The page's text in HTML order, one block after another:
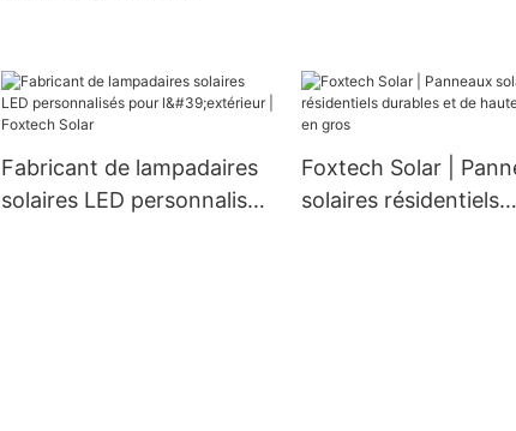
W à prix avantageux
Fabricant de lampadaires
solaires LED personnalisés
Foxtech Solar |
solaires résidentiels